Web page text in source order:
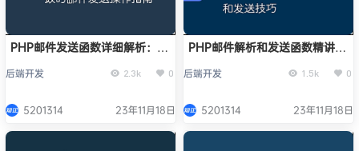
PHP邮件发送函数详细解析：
数的邮件发送操作指南
后端开发 2.3k 0
5201314 23年11月18日
PHP邮件解析和发送函数精讲：
mail等函数的邮件解析和发送技
后端开发 1.5k 0
5201314 23年11月18日